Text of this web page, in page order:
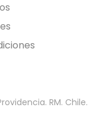
RM. Chile.